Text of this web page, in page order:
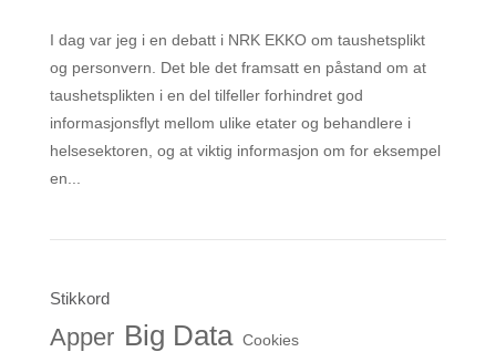
I dag var jeg i en debatt i NRK EKKO om taushetsplikt
og personvern. Det ble det framsatt en påstand om at
taushetsplikten i en del tilfeller forhindret god
informasjonsflyt mellom ulike etater og behandlere i
helsesektoren, og at viktig informasjon om for eksempel
en...
Stikkord
Apper Big Data Cookies